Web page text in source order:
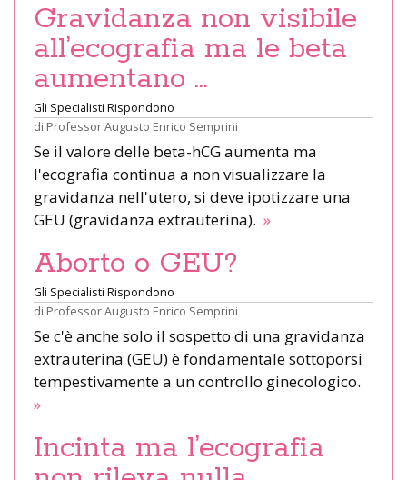
Gravidanza non visibile
all’ecografia ma le beta
aumentano …
Gli Specialisti Rispondono
di Professor Augusto Enrico Semprini
Se il valore delle beta-hCG aumenta ma
l'ecografia continua a non visualizzare la
gravidanza nell'utero, si deve ipotizzare una
GEU (gravidanza extrauterina). »
Aborto o GEU?
Gli Specialisti Rispondono
di Professor Augusto Enrico Semprini
Se c'è anche solo il sospetto di una gravidanza
extrauterina (GEU) è fondamentale sottoporsi
tempestivamente a un controllo ginecologico.
»
Incinta ma l’ecografia